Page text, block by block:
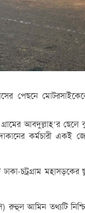
বাসের পেছনে
আবদুল্লাহ’র ছেলে
কর্মচারী
চট্রগ্রাম
রুহুল আমিন তথ্যটি